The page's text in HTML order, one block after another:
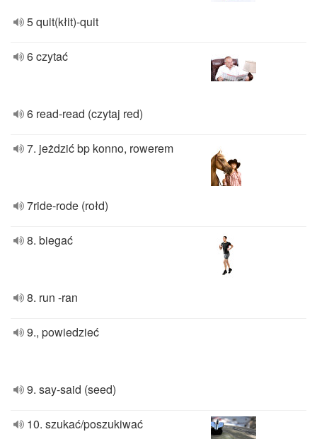
5 quit(kłit)-quit
6 czytać
6 read-read (czytaj red)
7. jeżdzić bp konno, rowerem
7ride-rode (rołd)
8. biegać
8. run -ran
9., powiedzieć
9. say-said (seed)
10. szukać/poszukiwać